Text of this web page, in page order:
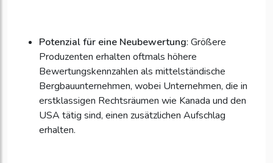
Potenzial für eine Neubewertung: Größere
Produzenten erhalten oftmals höhere
Bewertungskennzahlen als mittelständische
Bergbauunternehmen, wobei Unternehmen, die in
erstklassigen Rechtsräumen wie Kanada und den
USA tätig sind, einen zusätzlichen Aufschlag
erhalten.